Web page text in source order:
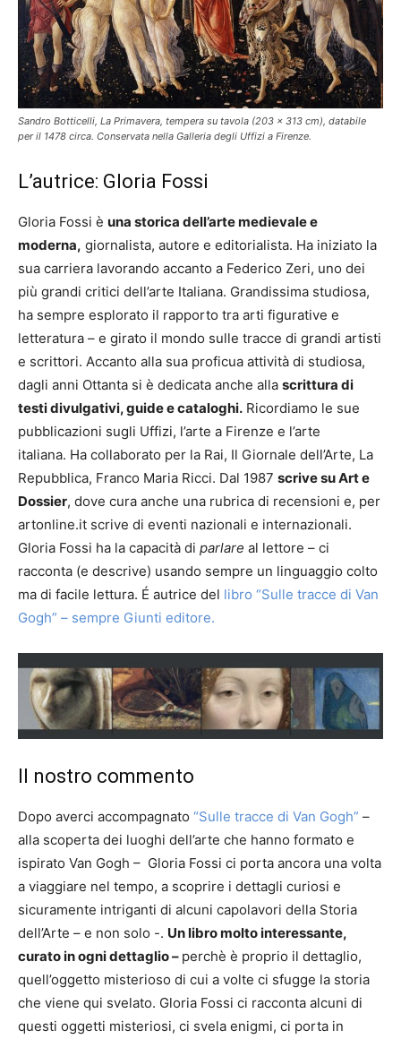
Sandro Botticelli, La Primavera, tempera su tavola (203 x 313 cm), databile
per il 1478 circa. Conservata nella Galleria degli Uffizi a Firenze.
L’autrice: Gloria Fossi
Gloria Fossi è una storica dell’arte medievale e
moderna, giornalista, autore e editorialista. Ha iniziato la
sua carriera lavorando accanto a Federico Zeri, uno dei
più grandi critici dell’arte Italiana. Grandissima studiosa,
ha sempre esplorato il rapporto tra arti figurative e
letteratura – e girato il mondo sulle tracce di grandi artisti
e scrittori. Accanto alla sua proficua attività di studiosa,
dagli anni Ottanta si è dedicata anche alla scrittura di
testi divulgativi, guide e cataloghi. Ricordiamo le sue
pubblicazioni sugli Uffizi, l’arte a Firenze e l’arte
italiana. Ha collaborato per la Rai, Il Giornale dell’Arte, La
Repubblica, Franco Maria Ricci. Dal 1987 scrive su Art e
Dossier, dove cura anche una rubrica di recensioni e, per
artonline.it scrive di eventi nazionali e internazionali.
Gloria Fossi ha la capacità di parlare al lettore – ci
racconta (e descrive) usando sempre un linguaggio colto
ma di facile lettura. É autrice del libro “Sulle tracce di Van
Gogh” – sempre Giunti editore.
Il nostro commento
Dopo averci accompagnato “Sulle tracce di Van Gogh” –
alla scoperta dei luoghi dell’arte che hanno formato e
ispirato Van Gogh – Gloria Fossi ci porta ancora una volta
a viaggiare nel tempo, a scoprire i dettagli curiosi e
sicuramente intriganti di alcuni capolavori della Storia
dell’Arte – e non solo -. Un libro molto interessante,
curato in ogni dettaglio – perchè è proprio il dettaglio,
quell’oggetto misterioso di cui a volte ci sfugge la storia
che viene qui svelato. Gloria Fossi ci racconta alcuni di
questi oggetti misteriosi, ci svela enigmi, ci porta in